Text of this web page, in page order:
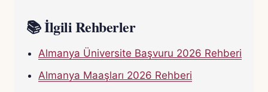
📚 İlgili Rehberler
Almanya Üniversite Başvuru 2026 Rehberi
Almanya Maaşları 2026 Rehberi